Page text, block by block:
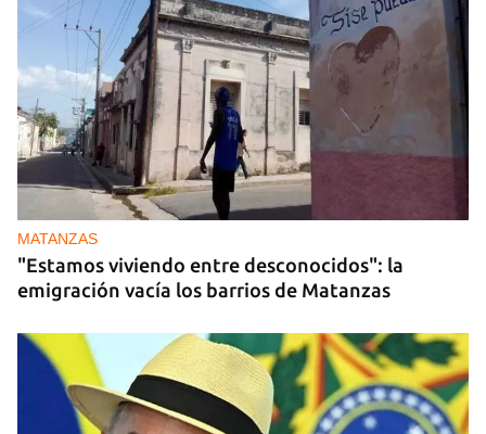
MATANZAS
"Estamos viviendo entre desconocidos": la
emigración vacía los barrios de Matanzas